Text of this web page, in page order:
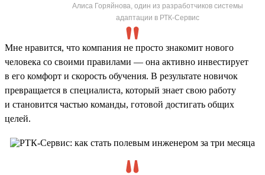
Алиса Горяйнова, один из разработчиков системы
адаптации в РТК-Сервис
Мне нравится, что компания не просто знакомит нового
человека со своими правилами — она активно инвестирует
в его комфорт и скорость обучения. В результате новичок
превращается в специалиста, который знает свою работу
и становится частью команды, готовой достигать общих
целей.